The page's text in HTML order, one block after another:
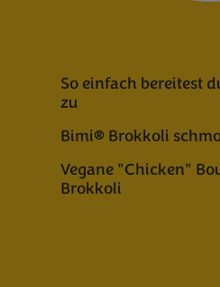
So einfach bereitest
zu
Bimi® Brokkoli
Vegane "Chicken"
Brokkoli